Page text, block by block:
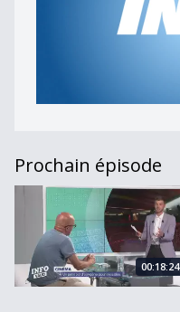
Prochain épisode
Journal du 24 août 2023
00:18:24